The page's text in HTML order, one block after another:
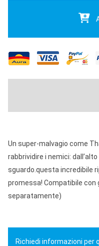
Un super-malvagio come
rabbrividire i nemici:
sguardo.questa incredibile
promessa! Compatibile con
separatamente)
Richiedi informazioni per